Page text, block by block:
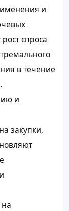
и
спроса
в течение
и
закупки,